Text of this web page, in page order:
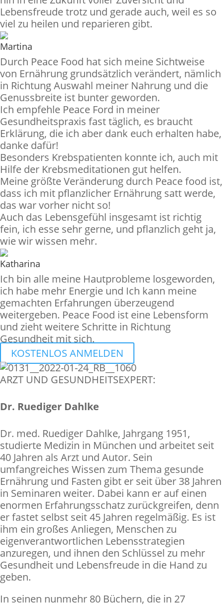
Lebensfreude trotz und gerade auch, weil es so
viel zu heilen und reparieren gibt.
Martina
Durch Peace Food hat sich meine Sichtweise
von Ernährung grundsätzlich verändert, nämlich
in Richtung Auswahl meiner Nahrung und die
Genussbreite ist bunter geworden.
Ich empfehle Peace Ford in meiner
Gesundheitspraxis fast täglich, es braucht
Erklärung, die ich aber dank euch erhalten habe,
danke dafür!
Besonders Krebspatienten konnte ich, auch mit
Hilfe der Krebsmeditationen gut helfen.
Meine größte Veränderung durch Peace food ist,
dass ich mit pflanzlicher Ernährung satt werde,
das war vorher nicht so!
Auch das Lebensgefühl insgesamt ist richtig
fein, ich esse sehr gerne, und pflanzlich geht ja,
wie wir wissen mehr.
Katharina
Ich bin alle meine Hautprobleme losgeworden,
ich habe mehr Energie und Ich kann meine
gemachten Erfahrungen überzeugend
weitergeben. Peace Food ist eine Lebensform
und zieht weitere Schritte in Richtung
Gesundheit mit sich.
KOSTENLOS ANMELDEN
ARZT UND GESUNDHEITSEXPERT:
Dr. Ruediger Dahlke
Dr. med. Ruediger Dahlke, Jahrgang 1951,
studierte Medizin in München und arbeitet seit
40 Jahren als Arzt und Autor. Sein
umfangreiches Wissen zum Thema gesunde
Ernährung und Fasten gibt er seit über 38 Jahren
in Seminaren weiter. Dabei kann er auf einen
enormen Erfahrungsschatz zurückgreifen, denn
er fastet selbst seit 45 Jahren regelmäßig. Es ist
ihm ein großes Anliegen, Menschen zu
eigenverantwortlichen Lebensstrategien
anzuregen, und ihnen den Schlüssel zu mehr
Gesundheit und Lebensfreude in die Hand zu
geben.
In seinen nunmehr 80 Büchern, die in 27